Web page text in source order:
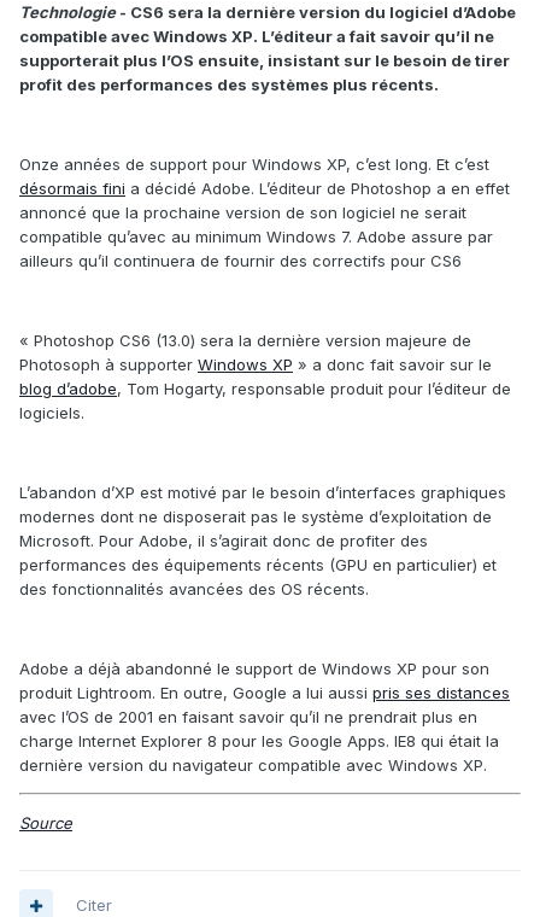
Technologie- CS6 sera la dernière version du logiciel d’Adobe
compatible avec Windows XP. L’éditeur a fait savoir qu’il ne
supporterait plus l’OS ensuite, insistant sur le besoin de tirer
profit des performances des systèmes plus récents.
Onze années de support pour Windows XP, c’est long. Et c’est
désormais fini a décidé Adobe. L’éditeur de Photoshop a en effet
annoncé que la prochaine version de son logiciel ne serait
compatible qu’avec au minimum Windows 7. Adobe assure par
ailleurs qu’il continuera de fournir des correctifs pour CS6
« Photoshop CS6 (13.0) sera la dernière version majeure de
Photosoph à supporter Windows XP » a donc fait savoir sur le
blog d’adobe, Tom Hogarty, responsable produit pour l’éditeur de
logiciels.
L’abandon d’XP est motivé par le besoin d’interfaces graphiques
modernes dont ne disposerait pas le système d’exploitation de
Microsoft. Pour Adobe, il s’agirait donc de profiter des
performances des équipements récents (GPU en particulier) et
des fonctionnalités avancées des OS récents.
Adobe a déjà abandonné le support de Windows XP pour son
produit Lightroom. En outre, Google a lui aussi pris ses distances
avec l’OS de 2001 en faisant savoir qu’il ne prendrait plus en
charge Internet Explorer 8 pour les Google Apps. IE8 qui était la
dernière version du navigateur compatible avec Windows XP.
Source
Citer